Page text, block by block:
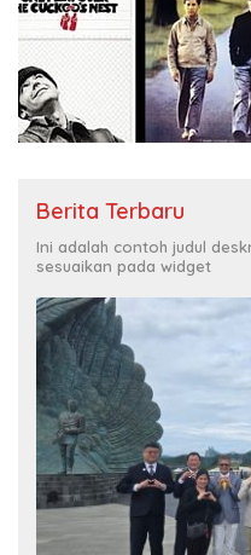
Berita Terbaru
Ini adalah contoh judul
sesuaikan pada widget